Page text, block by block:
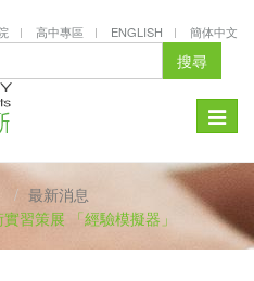
高中專區 ENGLISH 簡体中文
搜尋
Toggle
最新消息
習策展 「經驗模擬器」